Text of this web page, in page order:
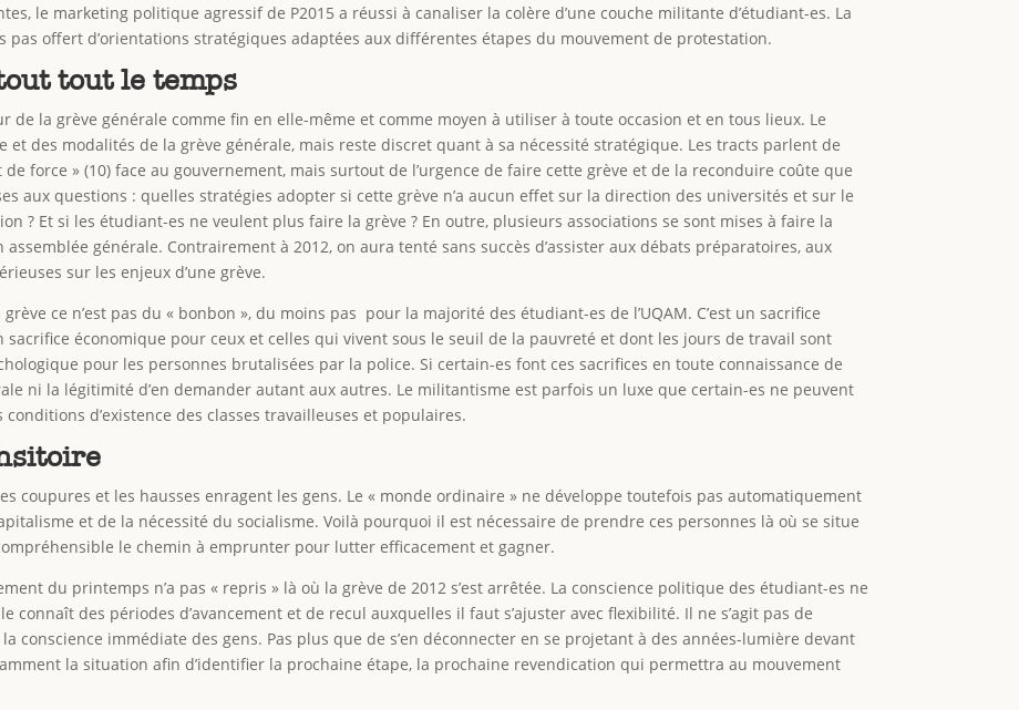
le marketing politique agressif de P2015 a réussi à canaliser la colère d’une couche militante d’étudiant-es. La
pas offert d’orientations stratégiques adaptées aux différentes étapes du mouvement de protestation.
tout le temps
de la grève générale comme fin en elle-même et comme moyen à utiliser à toute occasion et en tous lieux. Le
et des modalités de la grève générale, mais reste discret quant à sa nécessité stratégique. Les tracts parlent de
force » (10) face au gouvernement, mais surtout de l’urgence de faire cette grève et de la reconduire coûte que
aux questions : quelles stratégies adopter si cette grève n’a aucun effet sur la direction des universités et sur le
? Et si les étudiant-es ne veulent plus faire la grève ? En outre, plusieurs associations se sont mises à faire la
générale. Contrairement à 2012, on aura tenté sans succès d’assister aux débats préparatoires, aux
sur les enjeux d’une grève.
grève ce n’est pas du « bonbon », du moins pas pour la majorité des étudiant-es de l’UQAM. C’est un sacrifice
économique pour ceux et celles qui vivent sous le seuil de la pauvreté et dont les jours de travail sont
pour les personnes brutalisées par la police. Si certain-es font ces sacrifices en toute connaissance de
ni la légitimité d’en demander autant aux autres. Le militantisme est parfois un luxe que certain-es ne peuvent
d’existence des classes travailleuses et populaires.
coupures et les hausses enragent les gens. Le « monde ordinaire » ne développe toutefois pas automatiquement
et de la nécessité du socialisme. Voilà pourquoi il est nécessaire de prendre ces personnes là où se situe
le chemin à emprunter pour lutter efficacement et gagner.
du printemps n’a pas « repris » là où la grève de 2012 s’est arrêtée. La conscience politique des étudiant-es ne
connaît des périodes d’avancement et de recul auxquelles il faut s’ajuster avec flexibilité. Il ne s’agit pas de
conscience immédiate des gens. Pas plus que de s’en déconnecter en se projetant à des années-lumière devant
la situation afin d’identifier la prochaine étape, la prochaine revendication qui permettra au mouvement